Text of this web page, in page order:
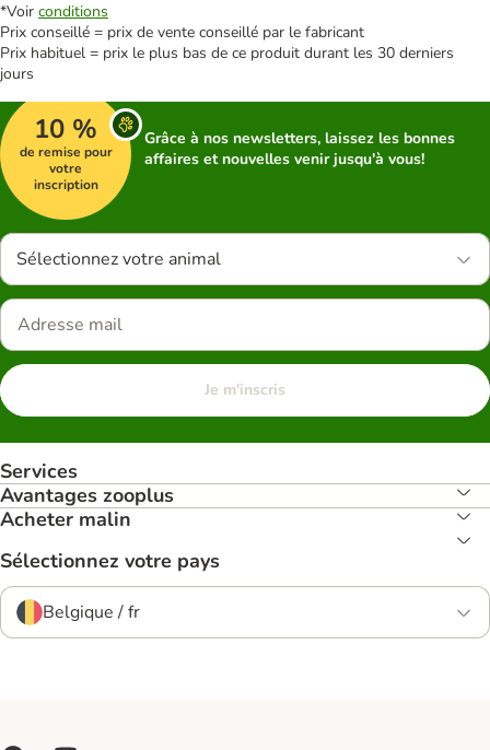
*Voir conditions
Prix conseillé = prix de vente conseillé par le fabricant
Prix habituel = prix le plus bas de ce produit durant les 30 derniers
jours
10 %
de remise pour
votre
inscription
Grâce à nos newsletters, laissez les bonnes
affaires et nouvelles venir jusqu'à vous!
Sélectionnez votre animal
Je m'inscris
Services
Avantages zooplus
Acheter malin
Sélectionnez votre pays
Belgique / fr